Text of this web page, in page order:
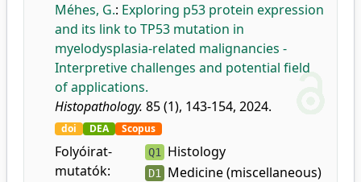
Méhes, G.: Exploring p53 protein expression
and its link to TP53 mutation in
myelodysplasia-related malignancies -
Interpretive challenges and potential field
of applications.
Histopathology. 85 (1), 143-154, 2024.
doi DEA Scopus
Folyóirat-
mutatók:
Q1 Histology
D1 Medicine (miscellaneous)